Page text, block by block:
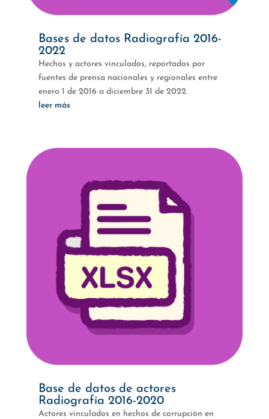
Bases de datos Radiografía 2016-
2022
Hechos y actores vinculados, reportados por
fuentes de prensa nacionales y regionales entre
enero 1 de 2016 a diciembre 31 de 2022.
leer más
Base de datos de actores
Radiografía 2016-2020
Actores vinculados en hechos de corrupción en